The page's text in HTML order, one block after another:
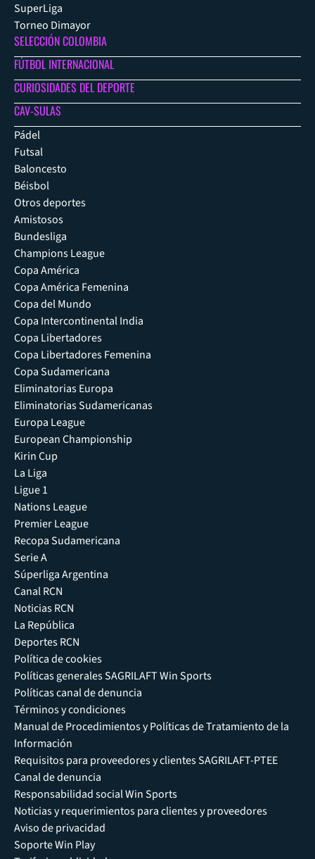
SuperLiga
Torneo Dimayor
SELECCIÓN COLOMBIA
FÚTBOL INTERNACIONAL
CURIOSIDADES DEL DEPORTE
CAV-SULAS
Pádel
Futsal
Baloncesto
Béisbol
Otros deportes
Amistosos
Bundesliga
Champions League
Copa América
Copa América Femenina
Copa del Mundo
Copa Intercontinental India
Copa Libertadores
Copa Libertadores Femenina
Copa Sudamericana
Eliminatorias Europa
Eliminatorias Sudamericanas
Europa League
European Championship
Kirin Cup
La Liga
Ligue 1
Nations League
Premier League
Recopa Sudamericana
Serie A
Súperliga Argentina
Canal RCN
Noticias RCN
La República
Deportes RCN
Política de cookies
Políticas generales SAGRILAFT Win Sports
Políticas canal de denuncia
Términos y condiciones
Manual de Procedimientos y Políticas de Tratamiento de la
Información
Requisitos para proveedores y clientes SAGRILAFT-PTEE
Canal de denuncia
Responsabilidad social Win Sports
Noticias y requerimientos para clientes y proveedores
Aviso de privacidad
Soporte Win Play